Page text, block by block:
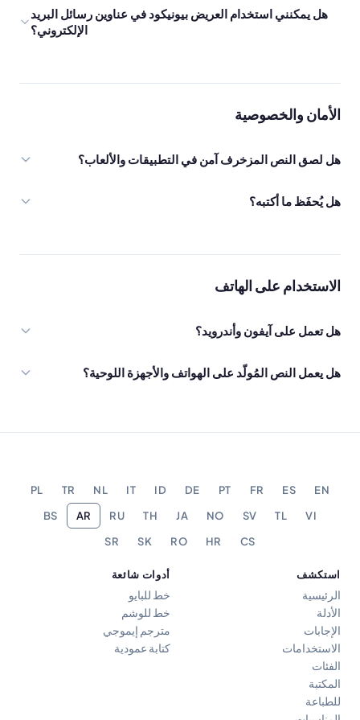
هل يمكنني استخدام العريض بيونيكود في عناوين رسائل البريد
الإلكتروني؟
الأمان والخصوصية
هل لصق النص المزخرف آمن في التطبيقات والألعاب؟
هل يُحفَظ ما أكتبه؟
الاستخدام على الهاتف
هل تعمل على آيفون وأندرويد؟
هل يعمل النص المُولّد على الهواتف والأجهزة اللوحية؟
EN
ES
FR
PT
DE
ID
IT
NL
TR
PL
VI
TL
SV
NO
JA
TH
RU
AR
BS
CS
HR
RO
SK
SR
استكشف
الرئيسية
الأدلة
الإجابات
الاستخدامات
الفئات
المكتبة
للطباعة
أدوات شائعة
خط للبايو
خط للوشم
مترجم إيموجي
كتابة عمودية